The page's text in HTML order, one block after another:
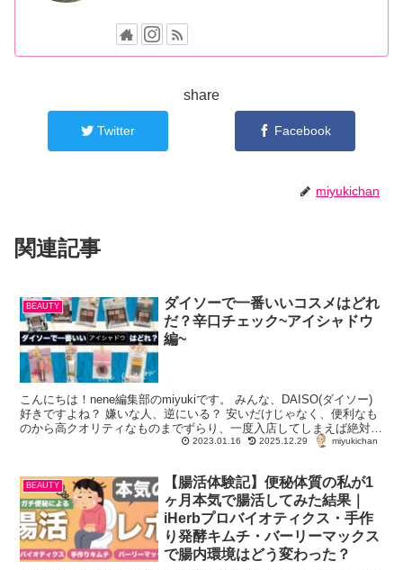
share
Twitter Facebook
miyukichan
関連記事
BEAUTY
ダイソーで一番いいコスメはどれ
だ？辛口チェック~アイシャドウ
編~
こんにちは！nene編集部のmiyukiです。 みんな、DAISO(ダイソー)
好きですよね？ 嫌いな人、逆にいる？ 安いだけじゃなく、便利なも
のから高クオリティなものまでずらり、一度入店してしまえば絶対手
2023.01.16 2025.12.29 miyukichan
BEAUTY
【腸活体験記】便秘体質の私が1
ヶ月本気で腸活してみた結果｜
iHerbプロバイオティクス・手作
り発酵キムチ・バーリーマックス
で腸内環境はどう変わった？